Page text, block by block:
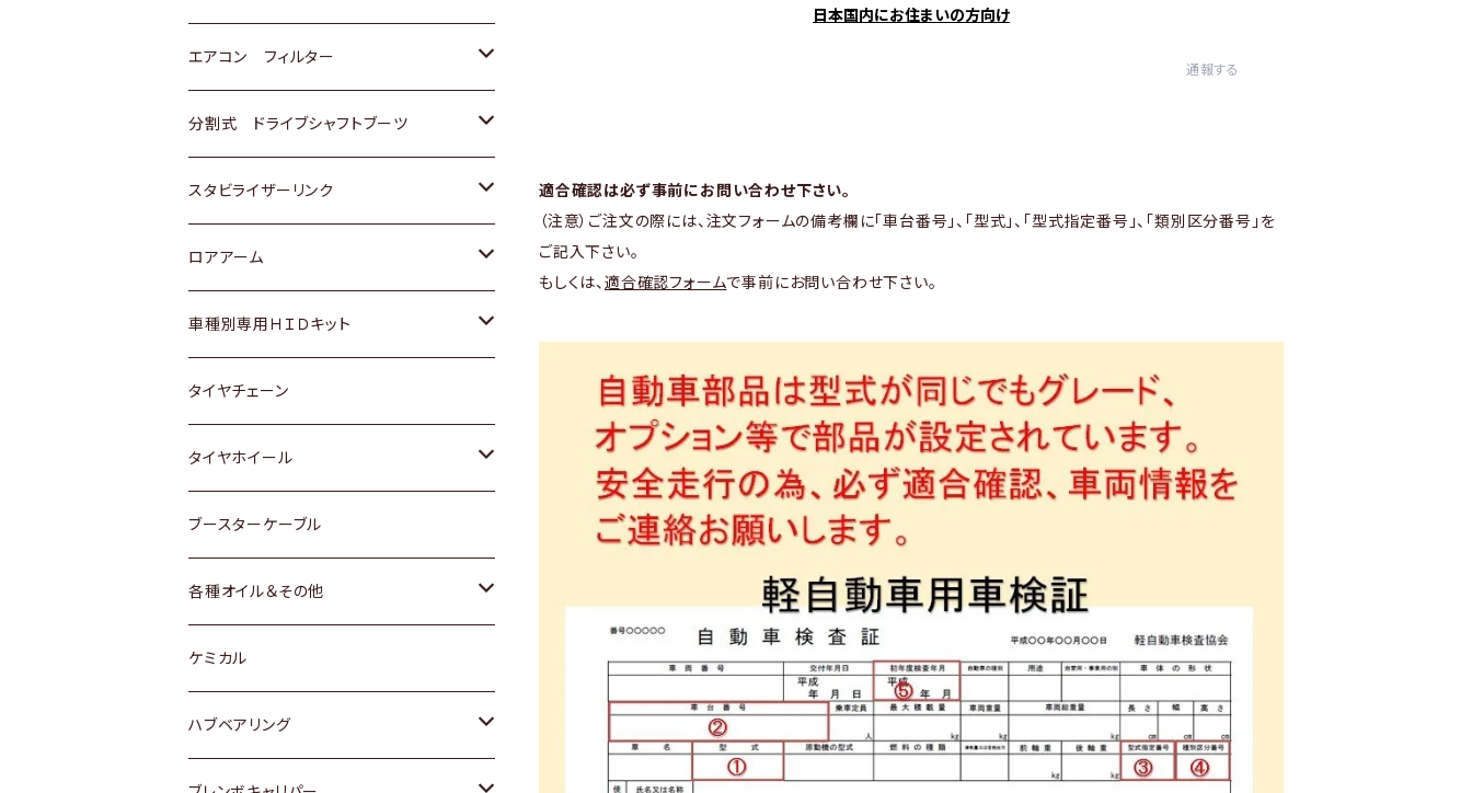
日本国内にお住まいの方向け
通報する
適合確認は必ず事前にお問い合わせ下さい。
（注意）ご注文の際には、注文フォームの備考欄に「車台番号」、「型式」、「型式指定番号」、「類別区分番号」を
ご記入下さい。
もしくは、 適合確認フォームで事前にお問い合わせ下さい。
スバル
マツダ
三菱
スバル
三菱
スバル
スズキ
日産
いすゞ
ダイハツ
マツダ
三菱
スバル
レクサス
トヨタ
ホンダ
スズキ
日産
ダイハツ
マツダ
三菱
スバル
エアコン フィルター
トヨタ
ホンダ
スズキ
日産
いすゞ
ダイハツ
マツダ
三菱
スバル
分割式 ドライブシャフトブーツ
トヨタ
ホンダ
スズキ
日産
ダイハツ
スバル
スタビライザーリンク
トヨタ
ホンダ
スズキ
日産
ダイハツ
マツダ
ロアアーム
ホンダ
スズキ
日産
ダイハツ
マツダ
スバル
車種別専用ＨＩＤキット
トヨタ
マツダ
タイヤチェーン
タイヤホイール
トヨタ
ホンダ
スズキ
日産
ブースターケーブル
各種オイル＆その他
ディーデル洗浄添加剤
ケミカル
ハブベアリング